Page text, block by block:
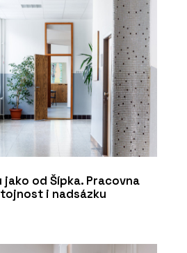
od Šípka. Pracovna
i nadsázku